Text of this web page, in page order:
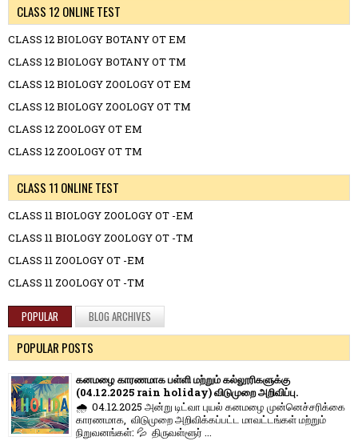
CLASS 12 ONLINE TEST
CLASS 12 BIOLOGY BOTANY OT EM
CLASS 12 BIOLOGY BOTANY OT TM
CLASS 12 BIOLOGY ZOOLOGY OT EM
CLASS 12 BIOLOGY ZOOLOGY OT TM
CLASS 12 ZOOLOGY OT EM
CLASS 12 ZOOLOGY OT TM
CLASS 11 ONLINE TEST
CLASS 11 BIOLOGY ZOOLOGY OT -EM
CLASS 11 BIOLOGY ZOOLOGY OT -TM
CLASS 11 ZOOLOGY OT -EM
CLASS 11 ZOOLOGY OT -TM
POPULAR BLOG ARCHIVES
POPULAR POSTS
கனமழை காரணமாக பள்ளி மற்றும் கல்லூரிகளுக்கு
(04.12.2025 rain holiday) விடுமுறை அறிவிப்பு.
🌧️ 04.12.2025 அன்று டிட்வா புயல் கனமழை முன்னெச்சரிக்கை
காரணமாக, விடுமுறை அறிவிக்கப்பட்ட மாவட்டங்கள் மற்றும்
நிறுவனங்கள்: 💦 திருவள்ளூர் ...